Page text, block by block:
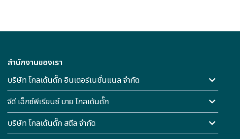
สำนักงานของเรา
บริษัท โกลเด้นดั๊ก อินเตอร์เนชั่นแนล จำกัด
จีดี เอ็กซ์พีเรียนซ์ บาย โกลเด้นดั๊ก
บริษัท โกลเด้นดั๊ก สตีล จำกัด